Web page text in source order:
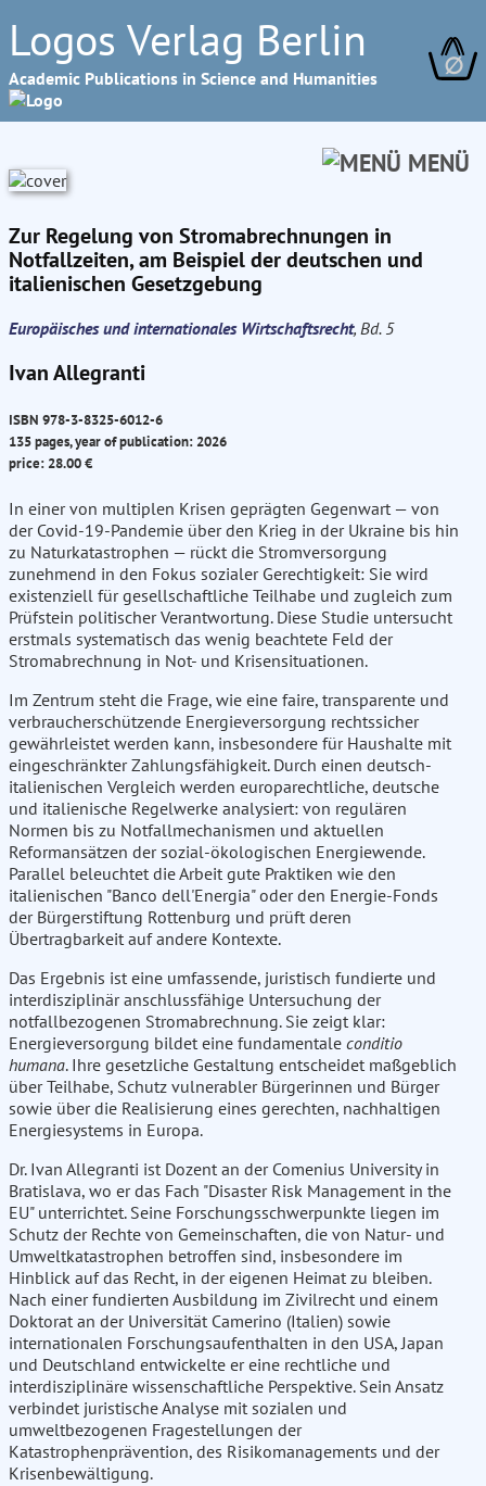
Logos Verlag Berlin
Academic Publications in Science and Humanities ∅
MENÜ
Zur Regelung von Stromabrechnungen in
Notfallzeiten, am Beispiel der deutschen und
italienischen Gesetzgebung
Europäisches und internationales Wirtschaftsrecht, Bd. 5
Ivan Allegranti
ISBN 978-3-8325-6012-6
135 pages, year of publication: 2026
price: 28.00 €
In einer von multiplen Krisen geprägten Gegenwart — von
der Covid-19-Pandemie über den Krieg in der Ukraine bis hin
zu Naturkatastrophen — rückt die Stromversorgung
zunehmend in den Fokus sozialer Gerechtigkeit: Sie wird
existenziell für gesellschaftliche Teilhabe und zugleich zum
Prüfstein politischer Verantwortung. Diese Studie untersucht
erstmals systematisch das wenig beachtete Feld der
Stromabrechnung in Not- und Krisensituationen.
Im Zentrum steht die Frage, wie eine faire, transparente und
verbraucherschützende Energieversorgung rechtssicher
gewährleistet werden kann, insbesondere für Haushalte mit
eingeschränkter Zahlungsfähigkeit. Durch einen deutsch-
italienischen Vergleich werden europarechtliche, deutsche
und italienische Regelwerke analysiert: von regulären
Normen bis zu Notfallmechanismen und aktuellen
Reformansätzen der sozial-ökologischen Energiewende.
Parallel beleuchtet die Arbeit gute Praktiken wie den
italienischen "Banco dell'Energia" oder den Energie-Fonds
der Bürgerstiftung Rottenburg und prüft deren
Übertragbarkeit auf andere Kontexte.
Das Ergebnis ist eine umfassende, juristisch fundierte und
interdisziplinär anschlussfähige Untersuchung der
notfallbezogenen Stromabrechnung. Sie zeigt klar:
Energieversorgung bildet eine fundamentale conditio
humana. Ihre gesetzliche Gestaltung entscheidet maßgeblich
über Teilhabe, Schutz vulnerabler Bürgerinnen und Bürger
sowie über die Realisierung eines gerechten, nachhaltigen
Energiesystems in Europa.
Dr. Ivan Allegranti ist Dozent an der Comenius University in
Bratislava, wo er das Fach "Disaster Risk Management in the
EU" unterrichtet. Seine Forschungsschwerpunkte liegen im
Schutz der Rechte von Gemeinschaften, die von Natur- und
Umweltkatastrophen betroffen sind, insbesondere im
Hinblick auf das Recht, in der eigenen Heimat zu bleiben.
Nach einer fundierten Ausbildung im Zivilrecht und einem
Doktorat an der Universität Camerino (Italien) sowie
internationalen Forschungsaufenthalten in den USA, Japan
und Deutschland entwickelte er eine rechtliche und
interdisziplinäre wissenschaftliche Perspektive. Sein Ansatz
verbindet juristische Analyse mit sozialen und
umweltbezogenen Fragestellungen der
Katastrophenprävention, des Risikomanagements und der
Krisenbewältigung.